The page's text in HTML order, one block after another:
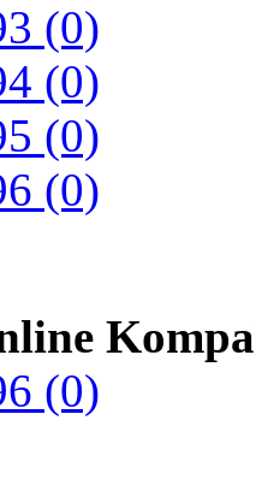
(0)
(0)
(0)
(0)
(0)